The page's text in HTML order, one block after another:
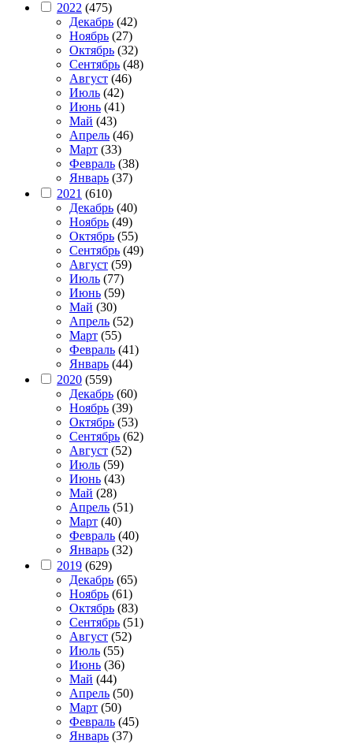
2022 (475)
Декабрь (42)
Ноябрь (27)
Октябрь (32)
Сентябрь (48)
Август (46)
Июль (42)
Июнь (41)
Май (43)
Апрель (46)
Март (33)
Февраль (38)
Январь (37)
2021 (610)
Декабрь (40)
Ноябрь (49)
Октябрь (55)
Сентябрь (49)
Август (59)
Июль (77)
Июнь (59)
Май (30)
Апрель (52)
Март (55)
Февраль (41)
Январь (44)
2020 (559)
Декабрь (60)
Ноябрь (39)
Октябрь (53)
Сентябрь (62)
Август (52)
Июль (59)
Июнь (43)
Май (28)
Апрель (51)
Март (40)
Февраль (40)
Январь (32)
2019 (629)
Декабрь (65)
Ноябрь (61)
Октябрь (83)
Сентябрь (51)
Август (52)
Июль (55)
Июнь (36)
Май (44)
Апрель (50)
Март (50)
Февраль (45)
Январь (37)